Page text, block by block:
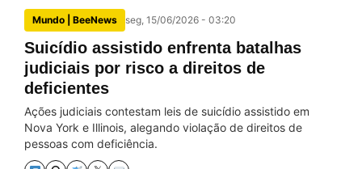
Mundo | BeeNews seg, 15/06/2026 - 03:20
Suicídio assistido enfrenta batalhas
judiciais por risco a direitos de
deficientes
Ações judiciais contestam leis de suicídio assistido em
Nova York e Illinois, alegando violação de direitos de
pessoas com deficiência.